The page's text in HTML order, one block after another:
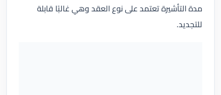
مدة التأشيرة تعتمد على نوع العقد وهي غالبًا قابلة
للتجديد.